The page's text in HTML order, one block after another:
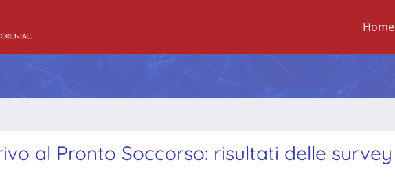
Home
al Pronto Soccorso: risultati delle survey